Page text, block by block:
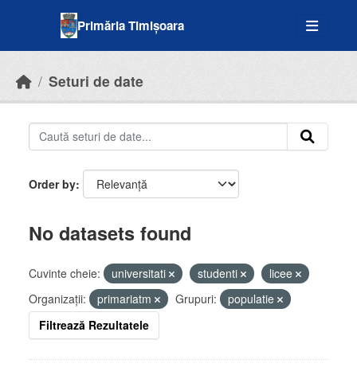
Primăria Timișoara
Seturi de date
Order by
No datasets found
Cuvinte cheie: universitati studenti
licee
Organizații:
primariatm Grupuri:
populatie
Filtrează Rezultatele